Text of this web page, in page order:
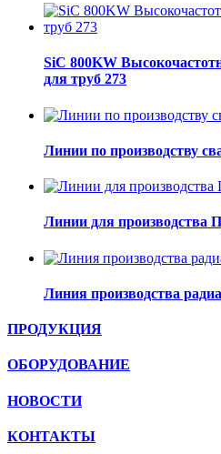
SiC 800KW
для труб 273
Линии по производству
Линии для производства
Линия производства
ПРОДУКЦИЯ
ОБОРУДОВАНИЕ
НОВОСТИ
КОНТАКТЫ